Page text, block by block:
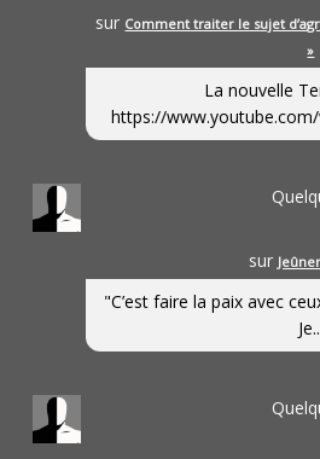
sur Comment traiter le sujet
»
La nouvelle
https://
sur
"C’est faire la paix avec